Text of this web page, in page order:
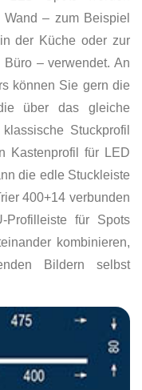
– zum Beispiel
der Küche oder zur
– verwendet. An
können Sie gern die
über das gleiche
Stuckprofil
Kastenprofil für LED
die edle Stuckleiste
400+14 verbunden
für Spots
kombinieren,
Bildern selbst